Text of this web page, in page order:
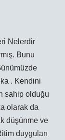
Nelerdir
Bunu
. Kendini
sahip olduğu
olarak da
düşünme ve
duyguları